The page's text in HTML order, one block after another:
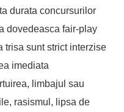
durata concursurilor
dovedeasca fair-play
trisa sunt strict interzise
imediata
limbajul sau
rasismul, lipsa de